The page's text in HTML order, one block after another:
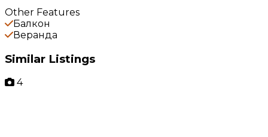
Other Features
Балкон
Веранда
Similar Listings
4